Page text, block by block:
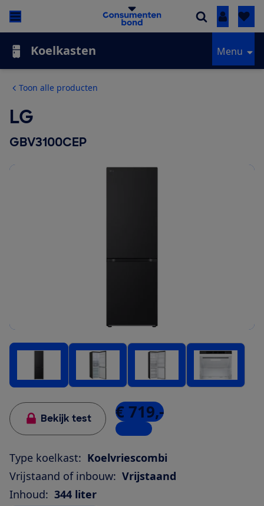
Inloggen
Koelkasten Menu
Toon alle producten
LG
GBV3100CEP
Bekijk test € 719,-
1 winkel
Type koelkast: Koelvriescombi
Vrijstaand of inbouw: Vrijstaand
Inhoud: 344 liter